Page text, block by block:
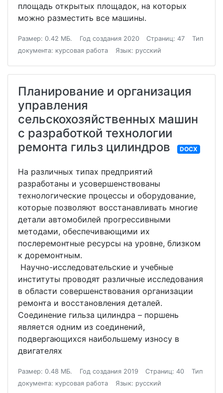
площадь открытых площадок, на которых
можно разместить все машины.
Размер: 0.42 МБ. Год создания 2020 Страниц: 47
Тип
документа: курсовая работа
Язык: русский
Планирование и организация
управления
сельскохозяйственных машин
с разработкой технологии
ремонта гильз цилиндров
DOCX
На различных типах предприятий
разработаны и усовершенствованы
технологические процессы и оборудование,
которые позволяют восстанавливать многие
детали автомобилей прогрессивными
методами, обеспечивающими их
послеремонтные ресурсы на уровне, близком
к доремонтным.
Научно-исследовательские и учебные
институты проводят различные исследования
в области совершенствования организации
ремонта и восстановления деталей.
Соединение гильза цилиндра – поршень
является одним из соединений,
подвергающихся наибольшему износу в
двигателях
Размер: 0.48 МБ. Год создания 2019 Страниц: 40
Тип
документа: курсовая работа
Язык: русский